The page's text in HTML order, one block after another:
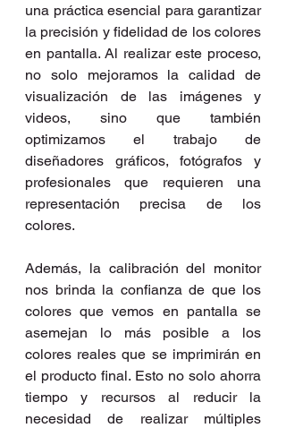
una práctica esencial para garantizar
la precisión y fidelidad de los colores
en pantalla. Al realizar este proceso,
no solo mejoramos la calidad de
visualización de las imágenes y
videos, sino que también
optimizamos el trabajo de
diseñadores gráficos, fotógrafos y
profesionales que requieren una
representación precisa de los
colores.
Además, la calibración del monitor
nos brinda la confianza de que los
colores que vemos en pantalla se
asemejan lo más posible a los
colores reales que se imprimirán en
el producto final. Esto no solo ahorra
tiempo y recursos al reducir la
necesidad de realizar múltiples